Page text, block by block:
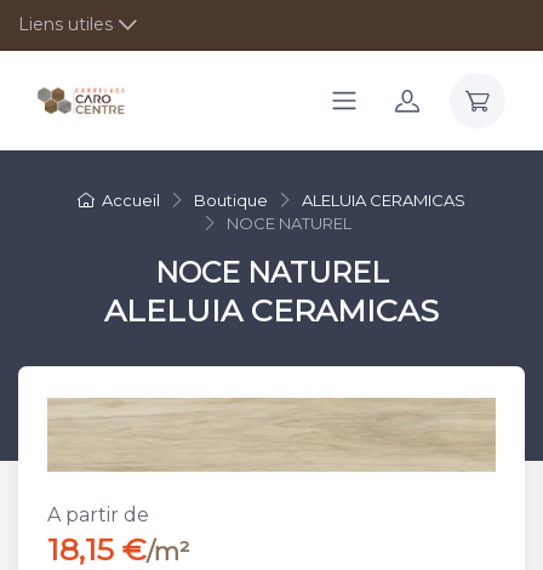
Liens utiles
Accueil Boutique
ALELUIA CERAMICAS
NOCE NATUREL
NOCE NATUREL
ALELUIA CERAMICAS
A partir de
18,15 €/m²